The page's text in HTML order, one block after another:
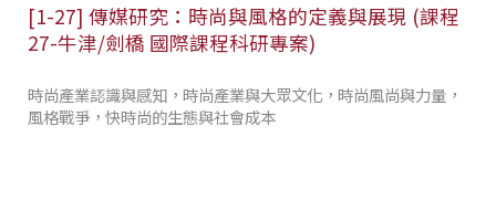
[1-27] 傳媒研究：時尚與風格的定義與展現 (課程
27-牛津/劍橋 國際課程科研專案)
時尚產業認識與感知，時尚產業與大眾文化，時尚風尚與力量，
風格戰爭，快時尚的生態與社會成本